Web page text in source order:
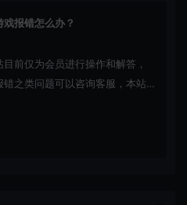
报错怎么办？
前仅为会员进行操作和解答，
之类问题可以咨询客服，本站